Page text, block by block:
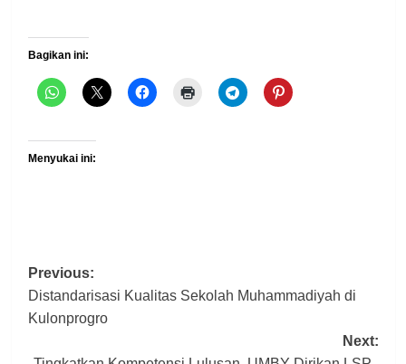
Bagikan ini:
Menyukai ini:
Post
navigation
Previous:
Distandarisasi Kualitas Sekolah Muhammadiyah di
Kulonprogro
Next: